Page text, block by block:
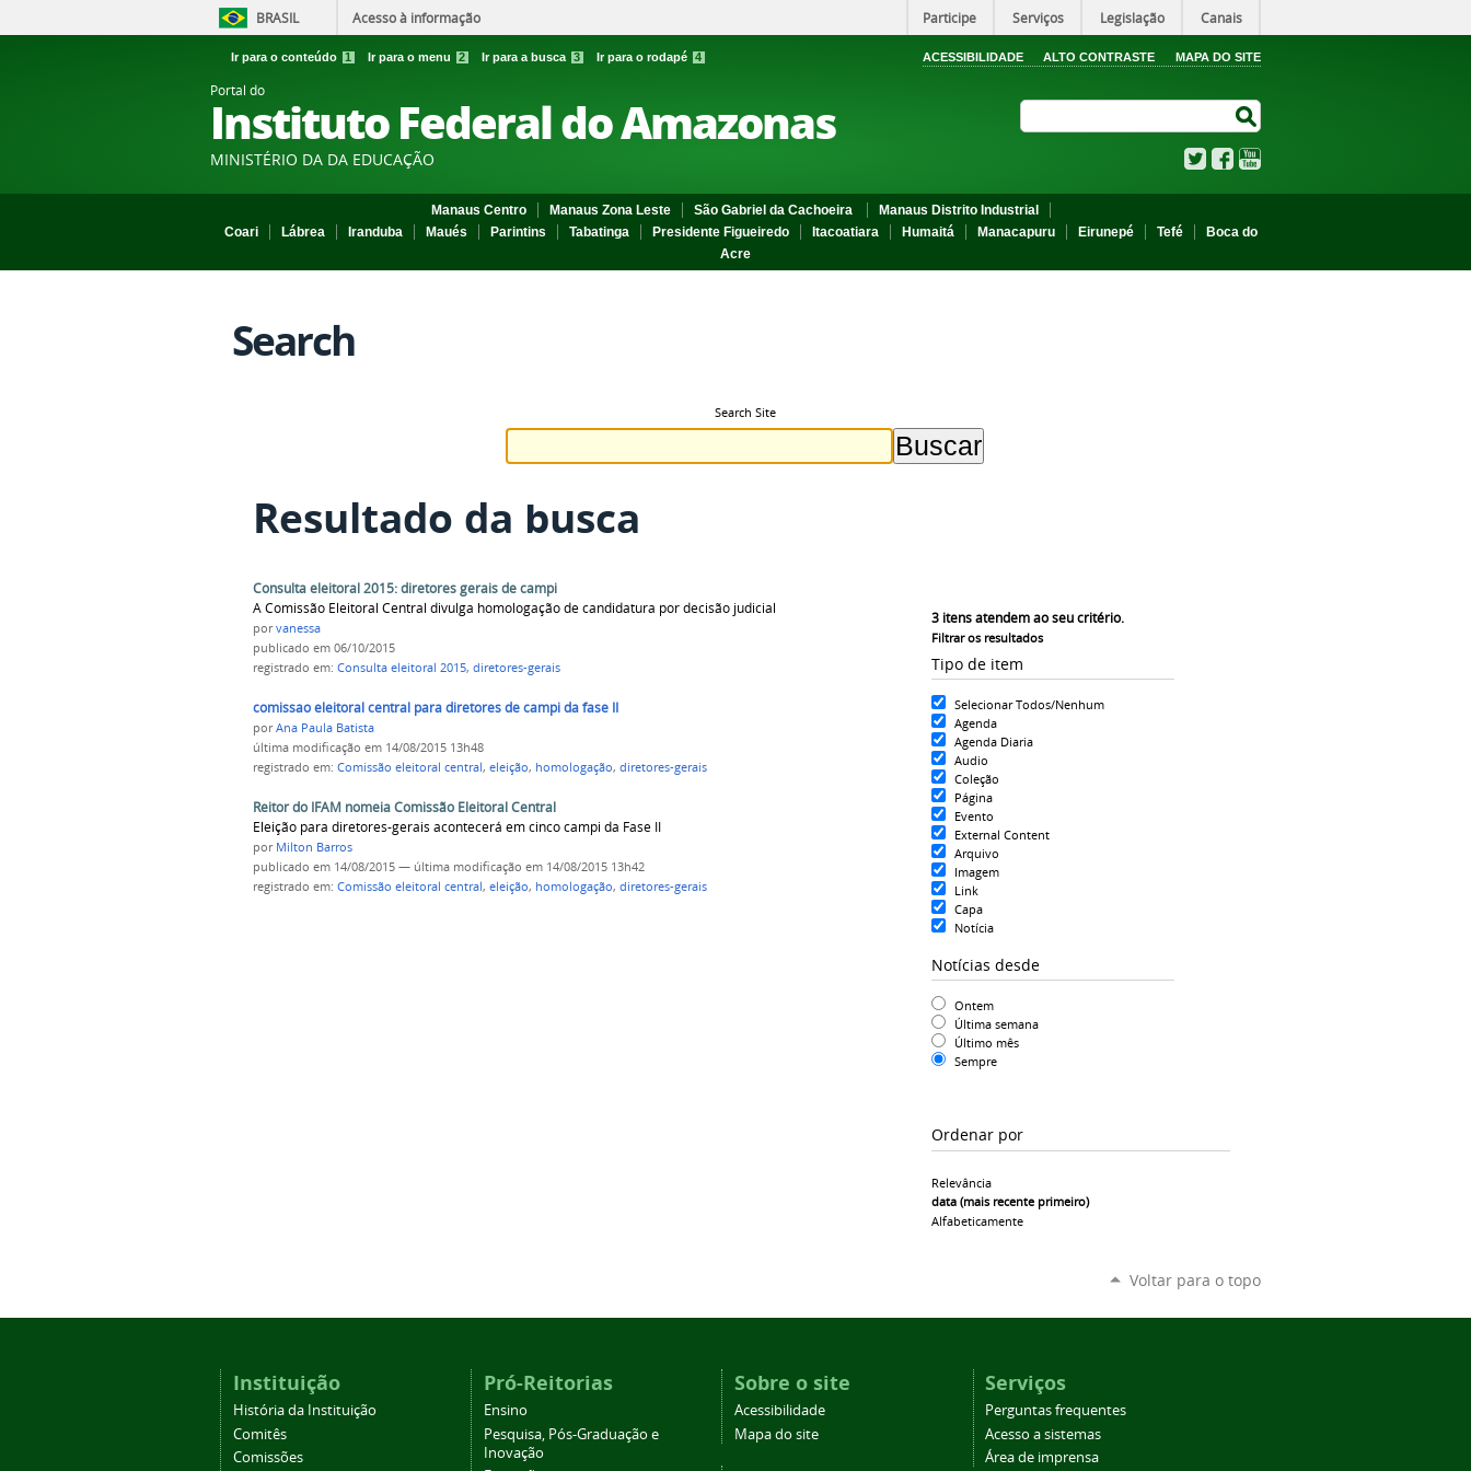
BRASIL Acesso à informação Participe Serviços Legislação Canais
Ir para o conteúdo 1 Ir para o menu 2 Ir para a busca 3 Ir para o rodapé 4 ACESSIBILIDADE ALTO CONTRASTE MAPA DO SITE
Portal do
Instituto Federal do Amazonas
MINISTÉRIO DA DA EDUCAÇÃO TwitterFacebook
Manaus Centro Manaus Zona Leste São Gabriel da Cachoeira
Manaus Distrito Industrial
Coari
Lábrea Iranduba Maués Parintins Tabatinga Presidente Figueiredo Itacoatiara Humaitá Manacapuru Eirunepé Tefé
Boca do
Acre
Search
Search Site
Resultado da busca
3itens atendem ao seu critério.
Filtrar os resultados
Tipo de item
Selecionar Todos/Nenhum
Agenda
Agenda Diaria
Audio
Coleção
Página
Evento
External Content
Arquivo
Imagem
Link
Capa
Notícia
Notícias desde
Ontem
Última semana
Último mês
Sempre
Ordenar por
Relevância
data (mais recente primeiro)
Alfabeticamente
Consulta eleitoral 2015: diretores gerais de campi
A Comissão Eleitoral Central divulga homologação de candidatura por decisão judicial
porvanessa
publicado em 06/10/2015
registrado em: Consulta eleitoral 2015, diretores-gerais
comissao eleitoral central para diretores de campi da fase II
porAna Paula Batista
última modificação em 14/08/2015 13h48
registrado em: Comissão eleitoral central, eleição, homologação, diretores-gerais
Reitor do IFAM nomeia Comissão Eleitoral Central
Eleição para diretores-gerais acontecerá em cinco campi da Fase II
por Milton Barros
publicado em 14/08/2015 — última modificação em 14/08/2015 13h42
registrado em: Comissão eleitoral central, eleição, homologação, diretores-gerais
Voltar para o topo
Instituição
História da Instituição
Comitês
Comissões
Pró-Reitorias
Ensino
Pesquisa, Pós-Graduação e
Inovação
Sobre o site
Acessibilidade
Mapa do site
Serviços
Perguntas frequentes
Acesso a sistemas
Área de imprensa